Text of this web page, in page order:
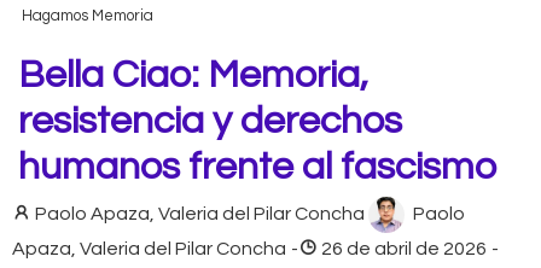
Hagamos Memoria
Bella Ciao: Memoria,
resistencia y derechos
humanos frente al fascismo
Paolo Apaza, Valeria del Pilar Concha
Paolo
Apaza Valeria del Pilar Concha - 26 de abril de 2026 -